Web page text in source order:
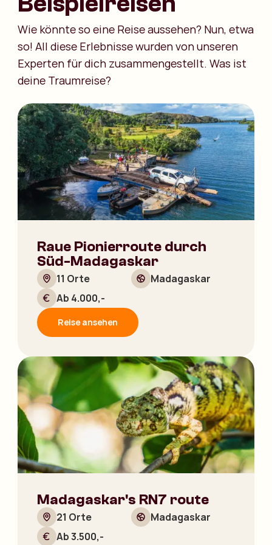
Wie könnte so eine Reise aussehen? Nun, etwa
so! All diese Erlebnisse wurden von unseren
Experten für dich zusammengestellt. Was ist
deine Traumreise?
Raue Pionierroute durch
Süd-Madagaskar
11 Orte
Madagaskar
Ab 4.000,-
Reise ansehen
Madagaskar's RN7 route
21 Orte
Madagaskar
Ab 3.500,-